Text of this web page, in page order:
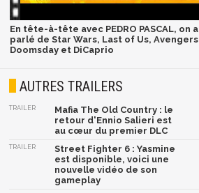
En tête-à-tête avec PEDRO PASCAL, on a
parlé de Star Wars, Last of Us, Avengers
Doomsday et DiCaprio
AUTRES TRAILERS
TRAILER
Mafia The Old Country : le
retour d'Ennio Salieri est
au cœur du premier DLC
TRAILER
Street Fighter 6 : Yasmine
est disponible, voici une
nouvelle vidéo de son
gameplay